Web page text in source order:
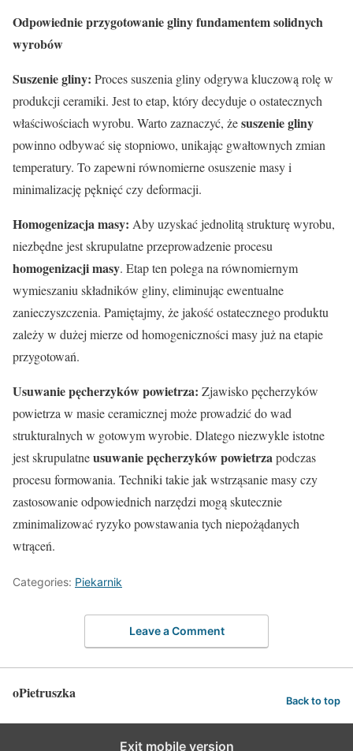
Odpowiednie przygotowanie gliny fundamentem solidnych
wyrobów
Suszenie gliny: Proces suszenia gliny odgrywa kluczową rolę w
produkcji ceramiki. Jest to etap, który decyduje o ostatecznych
właściwościach wyrobu. Warto zaznaczyć, żesuszenie gliny
powinno odbywać się stopniowo, unikając gwałtownych zmian
temperatury. To zapewni równomierne osuszenie masy i
minimalizację pęknięć czy deformacji.
Homogenizacja masy: Aby uzyskać jednolitą strukturę wyrobu,
niezbędne jest skrupulatne przeprowadzenie procesu
homogenizacji masy. Etap ten polega na równomiernym
wymieszaniu składników gliny, eliminując ewentualne
zanieczyszczenia. Pamiętajmy, że jakość ostatecznego produktu
zależy w dużej mierze od homogeniczności masy już na etapie
przygotowań.
Usuwanie pęcherzyków powietrza: Zjawisko pęcherzyków
powietrza w masie ceramicznej może prowadzić do wad
strukturalnych w gotowym wyrobie. Dlatego niezwykle istotne
jest skrupulatneusuwanie pęcherzyków powietrza podczas
procesu formowania. Techniki takie jak wstrząsanie masy czy
zastosowanie odpowiednich narzędzi mogą skutecznie
zminimalizować ryzyko powstawania tych niepożądanych
wtrąceń.
Categories: Piekarnik
Leave a Comment
oPietruszka Back to top
Exit mobile version